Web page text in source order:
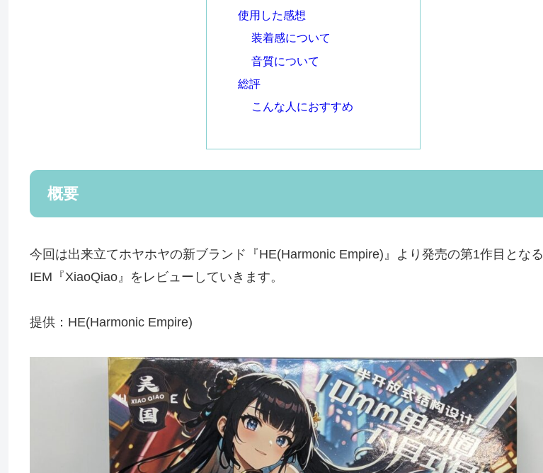
使用した感想
装着感について
音質について
総評
こんな人におすすめ
概要
今回は出来立てホヤホヤの新ブランド『HE(Harmonic Empire)』より発売の第1作目となる
IEM『XiaoQiao』をレビューしていきます。
提供：HE(Harmonic Empire)